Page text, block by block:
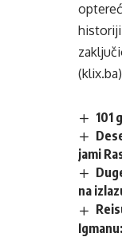
historiji
(klix.ba)
101
jami
na